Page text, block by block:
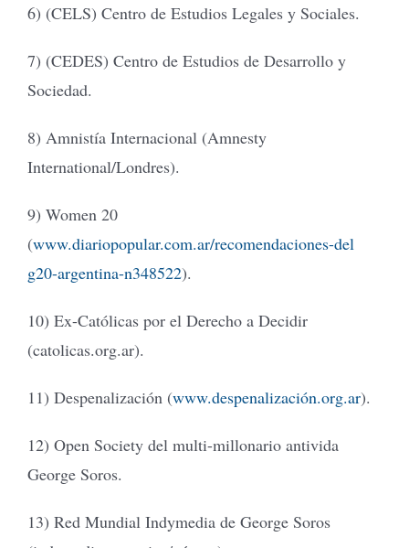
6) (CELS) Centro de Estudios Legales y Sociales.
7) (CEDES) Centro de Estudios de Desarrollo y
Sociedad.
8) Amnistía Internacional (Amnesty
International/Londres).
9) Women 20
(www.diariopopular.com.ar/recomendaciones-del
g20-argentina-n348522).
10) Ex-Católicas por el Derecho a Decidir
(catolicas.org.ar).
11) Despenalización (www.despenalización.org.ar).
12) Open Society del multi-millonario antivida
George Soros.
13) Red Mundial Indymedia de George Soros